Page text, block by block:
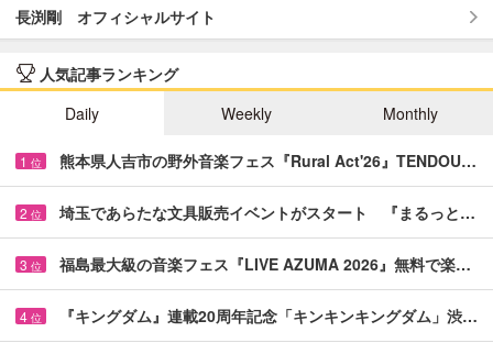
長渕剛 オフィシャルサイト
人気記事ランキング
Daily
Weekly Monthly
1 位 熊本県人吉市の野外音楽フェス『Rural Act'26』TENDOU…
2 位 埼玉であらたな文具販売イベントがスタート 『まるっと…
3 位 福島最大級の音楽フェス『LIVE AZUMA 2026』無料で楽…
4 位 『キングダム』連載20周年記念「キンキンキングダム」渋…